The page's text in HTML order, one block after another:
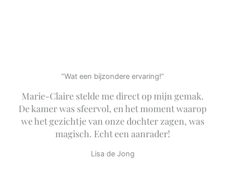
“Wat een bijzondere ervaring!”
Marie-Claire stelde me direct op mijn gemak.
De kamer was sfeervol, en het moment waarop
we het gezichtje van onze dochter zagen, was
magisch. Echt een aanrader!
Lisa de Jong